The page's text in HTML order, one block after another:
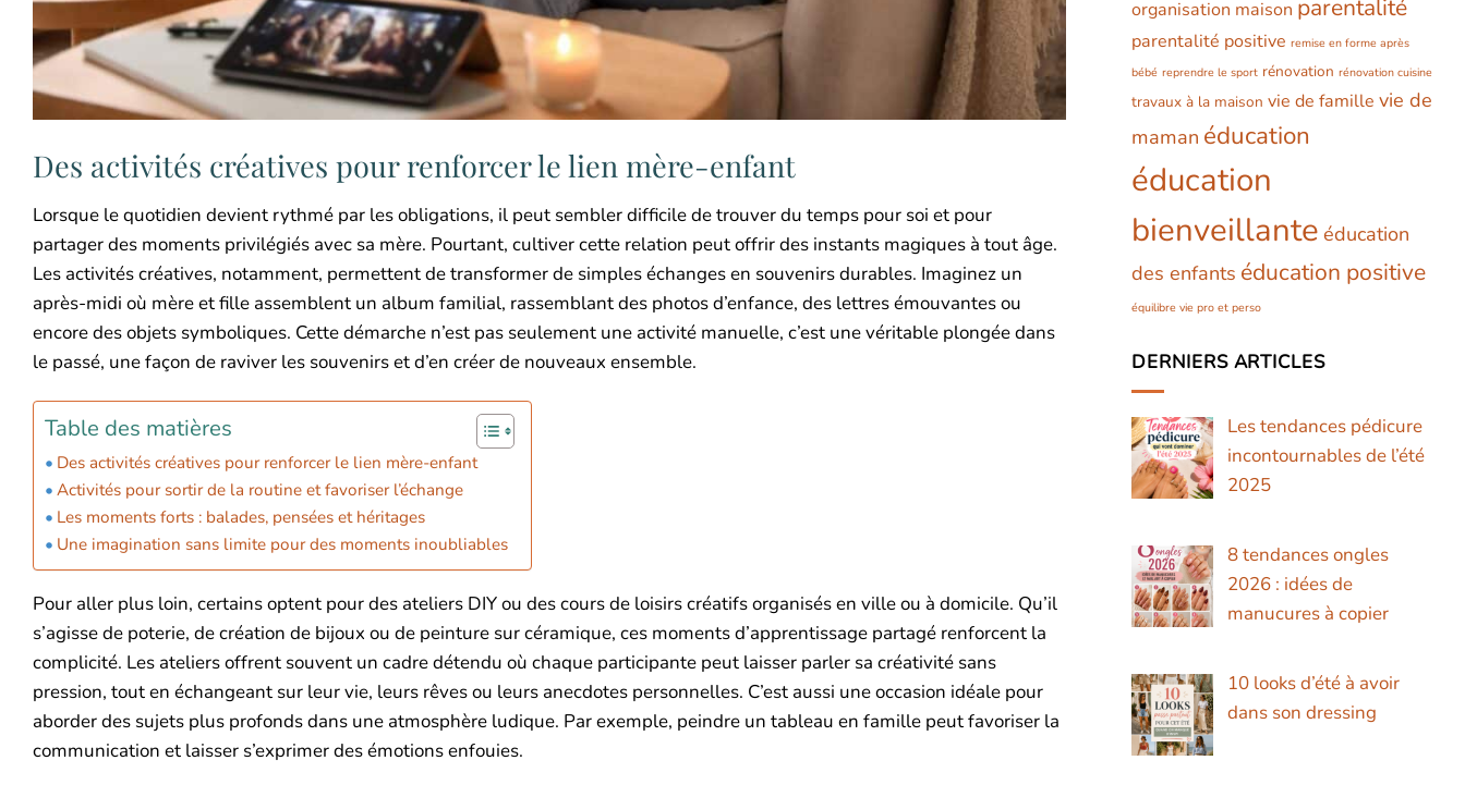
Des activités créatives pour renforcer le lien mère-enfant
Lorsque le quotidien devient rythmé par les obligations, il peut sembler difficile de trouver du temps pour soi et pour
partager des moments privilégiés avec sa mère. Pourtant, cultiver cette relation peut offrir des instants magiques à tout âge.
Les activités créatives, notamment, permettent de transformer de simples échanges en souvenirs durables. Imaginez un
après-midi où mère et fille assemblent un album familial, rassemblant des photos d’enfance, des lettres émouvantes ou
encore des objets symboliques. Cette démarche n’est pas seulement une activité manuelle, c’est une véritable plongée dans
le passé, une façon de raviver les souvenirs et d’en créer de nouveaux ensemble.
Table des matières
Des activités créatives pour renforcer le lien mère-enfant
Activités pour sortir de la routine et favoriser l’échange
Les moments forts : balades, pensées et héritages
Une imagination sans limite pour des moments inoubliables
Pour aller plus loin, certains optent pour des ateliers DIY ou des cours de loisirs créatifs organisés en ville ou à domicile. Qu’il
s’agisse de poterie, de création de bijoux ou de peinture sur céramique, ces moments d’apprentissage partagé renforcent la
complicité. Les ateliers offrent souvent un cadre détendu où chaque participante peut laisser parler sa créativité sans
pression, tout en échangeant sur leur vie, leurs rêves ou leurs anecdotes personnelles. C’est aussi une occasion idéale pour
aborder des sujets plus profonds dans une atmosphère ludique. Par exemple, peindre un tableau en famille peut favoriser la
communication et laisser s’exprimer des émotions enfouies.
organisation maison parentalité
parentalité positive remise en forme après
bébé reprendre le sport rénovation rénovation cuisine
travaux à la maison vie de famille vie de
maman éducation
éducation
bienveillante éducation
des enfants éducation positive
équilibre vie pro et perso
DERNIERS ARTICLES
Les tendances pédicure
incontournables de l’été
2025
8 tendances ongles
2026 : idées de
manucures à copier
10 looks d’été à avoir
dans son dressing